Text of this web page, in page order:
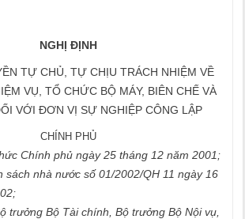
NGHỊ ĐỊNH
TỰ CHỦ, TỰ CHỊU TRÁCH NHIỆM VỀ
VỤ, TỔ CHỨC BỘ MÁY, BIÊN CHẾ VÀ
VỚI ĐƠN VỊ SỰ NGHIỆP CÔNG LẬP
CHÍNH PHỦ
Chính phủ ngày 25 tháng 12 năm 2001;
sách nhà nước số 01/2002/QH 11 ngày 16
trưởng Bộ Tài chính, Bộ trưởng Bộ Nội vụ,